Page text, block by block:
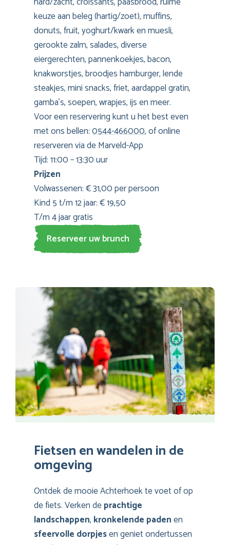
keuze aan beleg (hartig/zoet), muffins,
donuts, fruit, yoghurt/kwark en muesli,
gerookte zalm, salades, diverse
eiergerechten, pannenkoekjes, bacon,
knakworstjes, broodjes hamburger, lende
steakjes, mini snacks, friet, aardappel gratin,
gamba’s, soepen, wrapjes, ijs en meer.
Voor een reservering kunt u het best even
met ons bellen:0544-466000, of online
reserveren via de Marveld-App
Tijd: 11:00 – 13:30 uur
Prijzen
Volwassenen: € 31,00 per persoon
Kind 5 t/m 12 jaar: € 19,50
T/m 4 jaar gratis
Reserveer uw brunch
Fietsen en wandelen in de
omgeving
Ontdek de mooie Achterhoek te voet of op
de fiets. Verken deprachtige
landschappen, kronkelende padenen
sfeervolle dorpjesen geniet ondertussen